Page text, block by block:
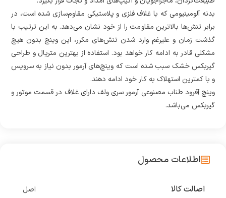
بدنه آلومینیومی که با غلاف فلزی و پلاستیکی مقاوم‌سازی شده است، در
برابر تنش‌ها بالاترین مقاومت را از خود نشان می‌دهد. به این ترتیب با
گذشت زمان و علیرغم وارد شدن تنش‌های مکرر، این وینچ بدون هیچ
مشکلی قادر به ادامه کار خواهد بود. استفاده از بهترین متریال و طراحی
گیربکس خشک سبب شده است که وینچ‌های آرمور بدون نیاز به سرویس
و با کمترین استهلاک به کار خود ادامه دهند.
وینچ آفرود طناب مصنوعی آرمور سری ولف دارای غلاف در قسمت موتور و
گیربکس می‌باشد.
اطلاعات محصول
اصالت کالا اصل